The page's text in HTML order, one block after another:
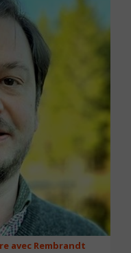
avec Rembrandt